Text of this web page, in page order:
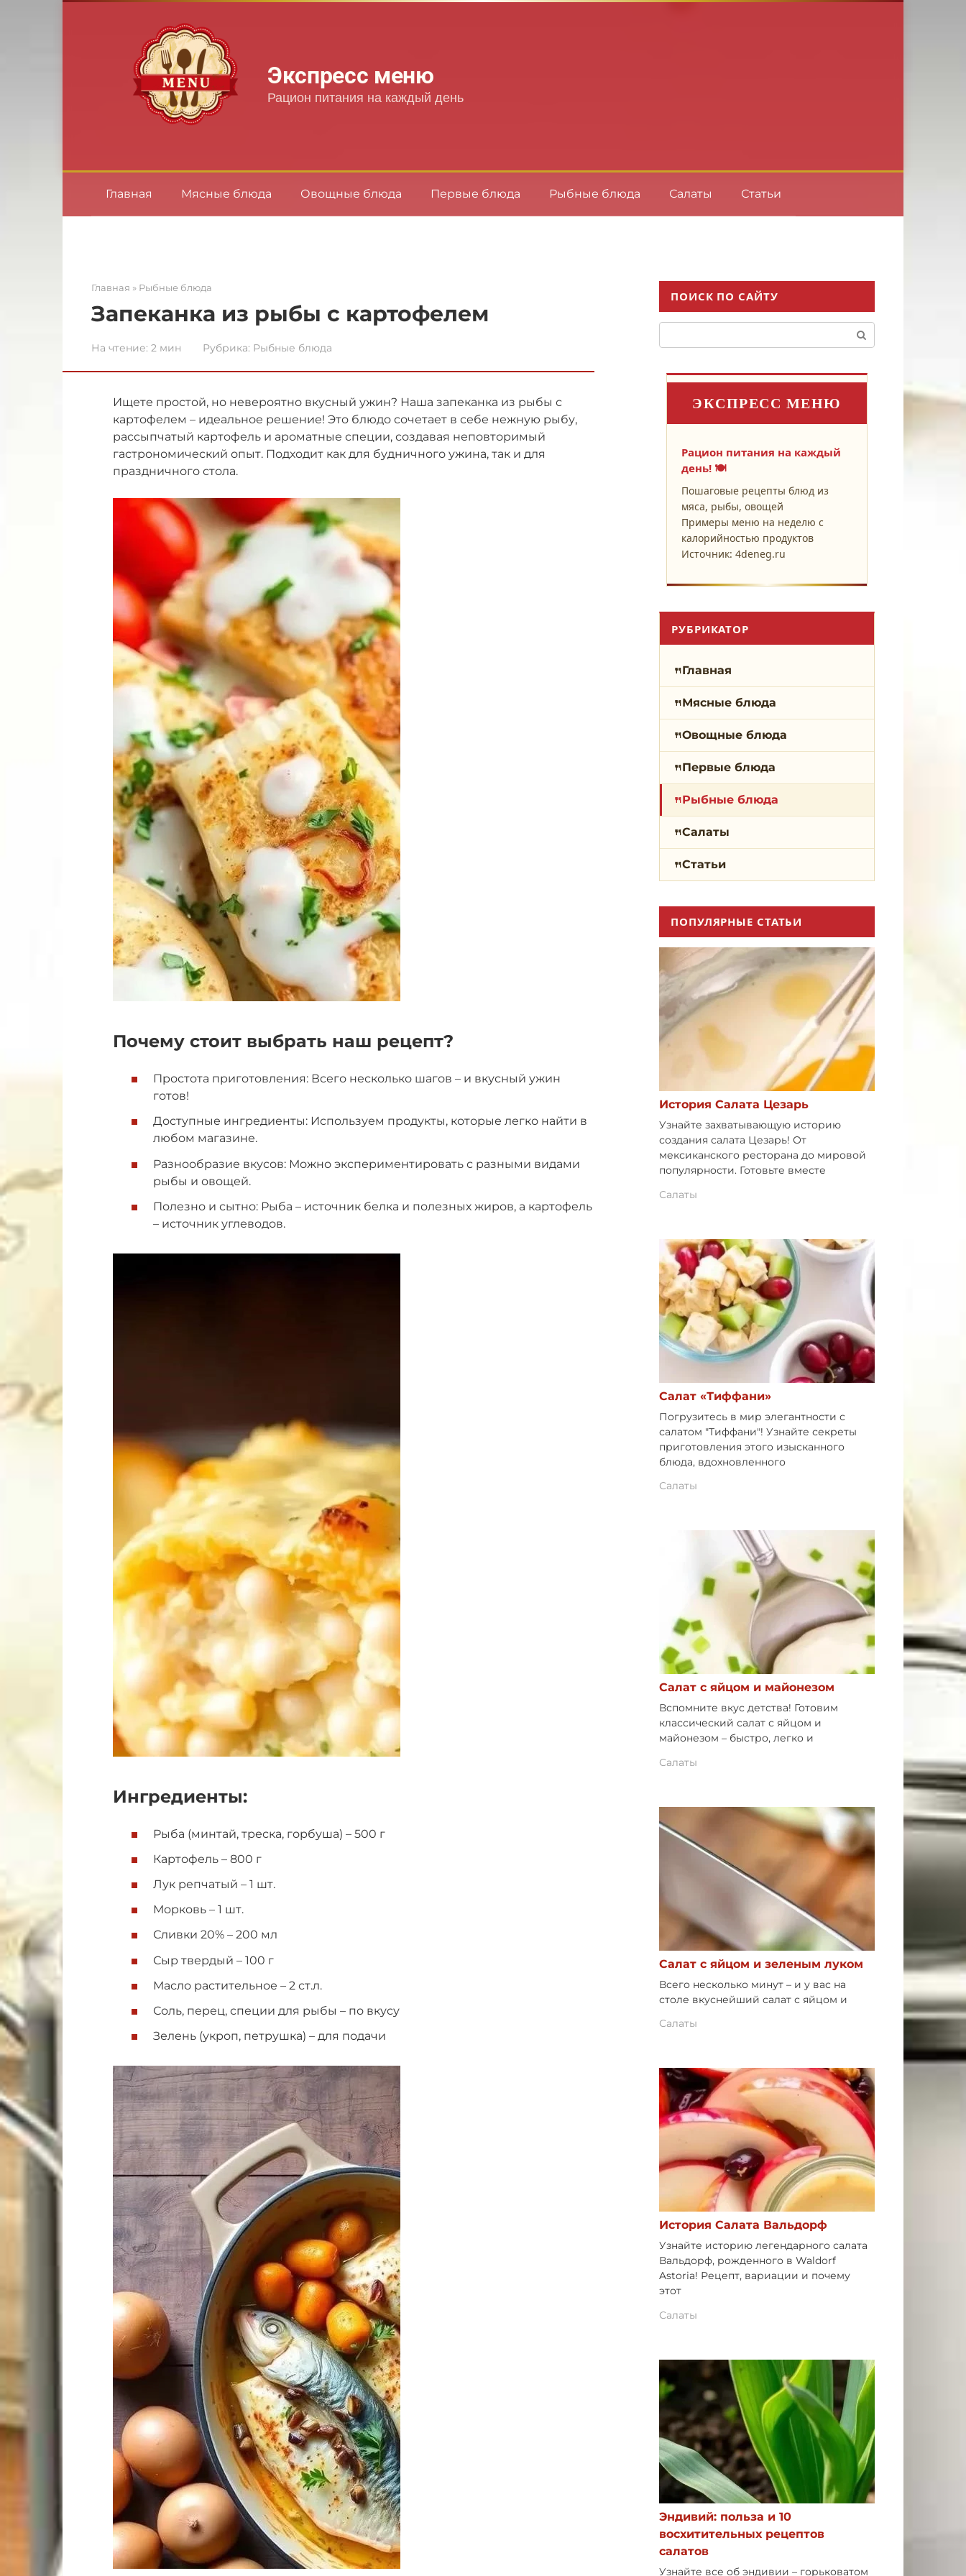
Экспресс меню
Рацион питания на каждый день
Главная Мясные блюда Овощные блюда Первые блюда Рыбные блюда Салаты Статьи
Главная » Рыбные блюда
Запеканка из рыбы с картофелем
На чтение: 2 мин Рубрика: Рыбные блюда
Ищете простой, но невероятно вкусный ужин? Наша запеканка из рыбы с
картофелем – идеальное решение! Это блюдо сочетает в себе нежную рыбу,
рассыпчатый картофель и ароматные специи, создавая неповторимый
гастрономический опыт. Подходит как для будничного ужина, так и для
праздничного стола.
Почему стоит выбрать наш рецепт?
Простота приготовления: Всего несколько шагов – и вкусный ужин
готов!
Доступные ингредиенты: Используем продукты, которые легко найти в
любом магазине.
Разнообразие вкусов: Можно экспериментировать с разными видами
рыбы и овощей.
Полезно и сытно: Рыба – источник белка и полезных жиров, а картофель
– источник углеводов.
Ингредиенты:
Рыба (минтай, треска, горбуша) – 500 г
Картофель – 800 г
Лук репчатый – 1 шт.
Морковь – 1 шт.
Сливки 20% – 200 мл
Сыр твердый – 100 г
Масло растительное – 2 ст.л.
Соль, перец, специи для рыбы – по вкусу
Зелень (укроп, петрушка) – для подачи
ПОИСК ПО САЙТУ
ЭКСПРЕСС МЕНЮ
Рацион питания на каждый
день! 🍽️
Пошаговые рецепты блюд из
мяса, рыбы, овощей
Примеры меню на неделю с
калорийностью продуктов
Источник: 4deneg.ru
РУБРИКАТОР
Главная
Мясные блюда
Овощные блюда
Первые блюда
Рыбные блюда
Салаты
Статьи
ПОПУЛЯРНЫЕ СТАТЬИ
История Салата Цезарь
Узнайте захватывающую историю
создания салата Цезарь! От
мексиканского ресторана до мировой
популярности. Готовьте вместе
Салаты
Салат «Тиффани»
Погрузитесь в мир элегантности с
салатом "Тиффани"! Узнайте секреты
приготовления этого изысканного
блюда, вдохновленного
Салаты
Салат с яйцом и майонезом
Вспомните вкус детства! Готовим
классический салат с яйцом и
майонезом – быстро, легко и
Салаты
Салат с яйцом и зеленым луком
Всего несколько минут – и у вас на
столе вкуснейший салат с яйцом и
Салаты
История Салата Вальдорф
Узнайте историю легендарного салата
Вальдорф, рожденного в Waldorf
Astoria! Рецепт, вариации и почему
этот
Салаты
Эндивий: польза и 10
восхитительных рецептов
салатов
Узнайте все об эндивии – горьковатом